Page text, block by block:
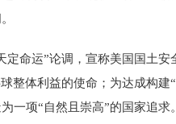
定命运”论调，宣称美国国土
整体利益的使命；为达成构
一项“自然且崇高”的国家追